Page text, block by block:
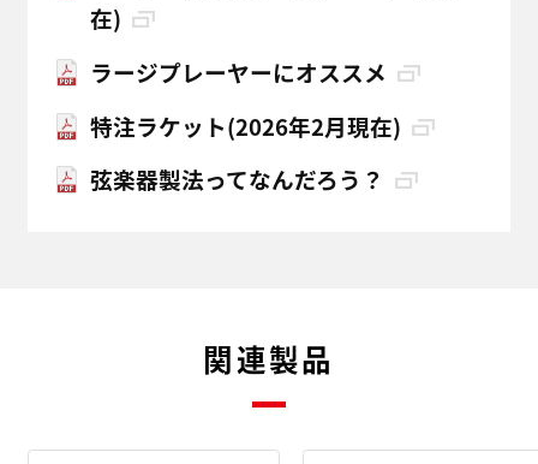
在)
ラージプレーヤーにオススメ
特注ラケット(2026年2月現在)
弦楽器製法ってなんだろう？
関連製品